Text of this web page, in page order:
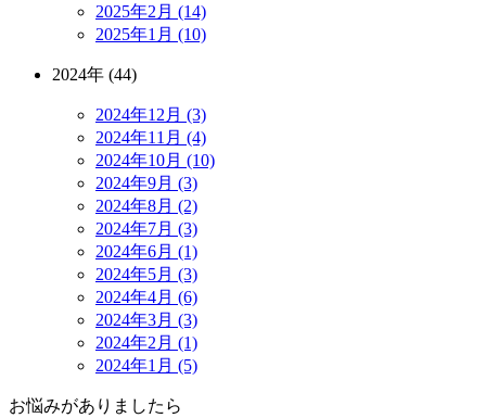
2025年2月 (14)
2025年1月 (10)
2024年 (44)
2024年12月 (3)
2024年11月 (4)
2024年10月 (10)
2024年9月 (3)
2024年8月 (2)
2024年7月 (3)
2024年6月 (1)
2024年5月 (3)
2024年4月 (6)
2024年3月 (3)
2024年2月 (1)
2024年1月 (5)
お悩みがありましたら